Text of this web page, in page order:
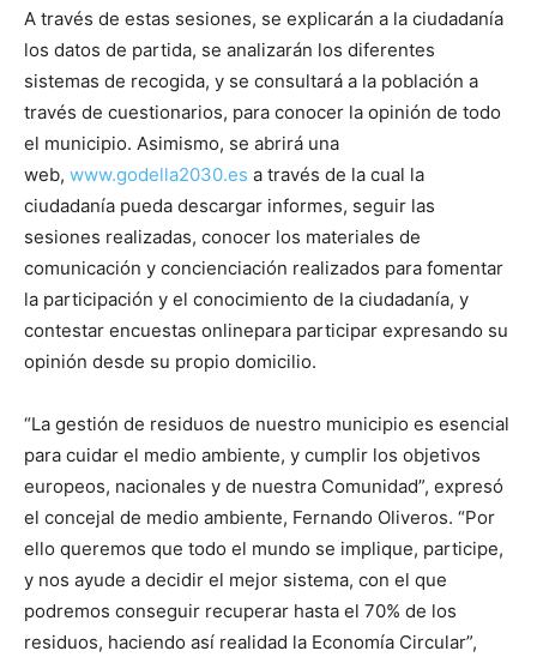
A través de estas sesiones, se explicarán a la ciudadanía
los datos de partida, se analizarán los diferentes
sistemas de recogida, y se consultará a la población a
través de cuestionarios, para conocer la opinión de todo
el municipio. Asimismo, se abrirá una
web, www.godella2030.es a través de la cual la
ciudadanía pueda descargar informes, seguir las
sesiones realizadas, conocer los materiales de
comunicación y concienciación realizados para fomentar
la participación y el conocimiento de la ciudadanía, y
contestar encuestas onlinepara participar expresando su
opinión desde su propio domicilio.
“La gestión de residuos de nuestro municipio es esencial
para cuidar el medio ambiente, y cumplir los objetivos
europeos, nacionales y de nuestra Comunidad”, expresó
el concejal de medio ambiente, Fernando Oliveros. “Por
ello queremos que todo el mundo se implique, participe,
y nos ayude a decidir el mejor sistema, con el que
podremos conseguir recuperar hasta el 70% de los
residuos, haciendo así realidad la Economía Circular”,